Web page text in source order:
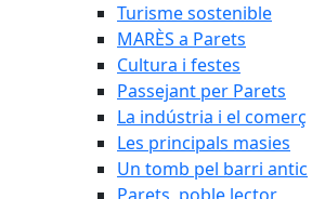
Turisme sostenible
MARÈS a Parets
Cultura i festes
Passejant per Parets
La indústria i el comerç
Les principals masies
Un tomb pel barri antic